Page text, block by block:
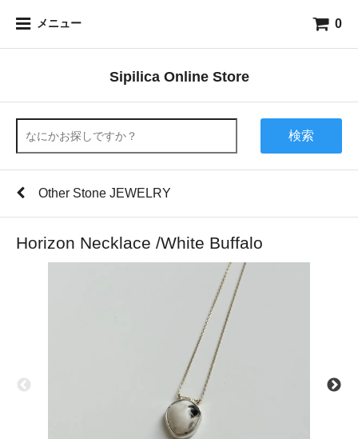
メニュー 0
Sipilica Online Store
検索
Other Stone JEWELRY
Horizon Necklace /White Buffalo